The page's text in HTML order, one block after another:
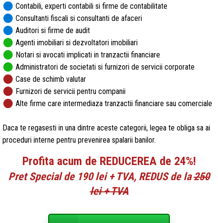
circle Contabili, experti contabili si firme de contabilitate
circle Consultanti fiscali si consultanti de afaceri
circle Auditori si firme de audit
circle Agenti imobiliari si dezvoltatori imobiliari
circle Notari si avocati implicati in tranzactii financiare
circle Administratori de societati si furnizori de servicii corporate
circle Case de schimb valutar
circle Furnizori de servicii pentru companii
circle Alte firme care intermediaza tranzactii financiare sau comerciale
Daca te regasesti in una dintre aceste categorii, legea te obliga sa ai
proceduri interne pentru prevenirea spalarii banilor.
Profita acum de REDUCEREA de 24%!
Pret Special de 190 lei + TVA, REDUS de la250
lei + TVA